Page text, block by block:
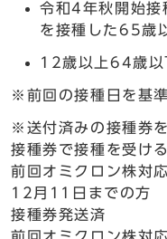
令和4年秋開始接
を接種した65歳
12歳以上64歳以
※前回の接種日を基
※送付済みの接種券
接種券で接種を受け
前回オミクロン株対
12月11日までの方
接種券発送済